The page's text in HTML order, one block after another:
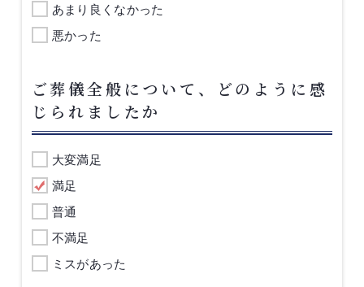
あまり良くなかった
悪かった
ご葬儀全般について、どのように感
じられましたか
大変満足
満足
普通
不満足
ミスがあった